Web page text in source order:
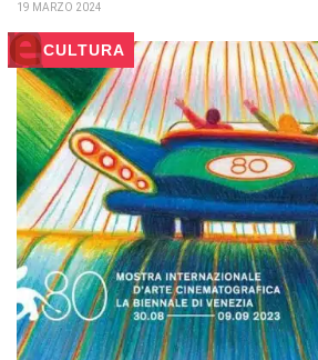
19 MARZO 2024
CULTURA